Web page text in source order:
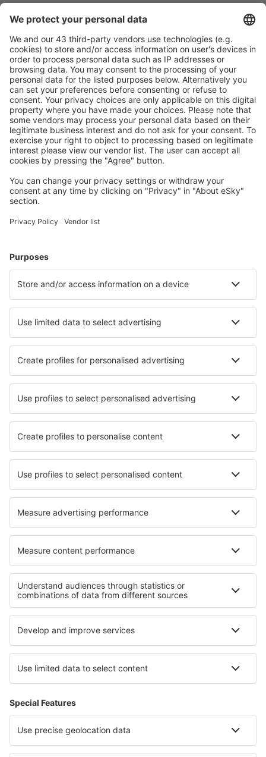
Descarga nuestra appy planifica
cómodamente tus viajes
Planifica tu viaje
Vuelos baratos
Escapadas
Vuelo+Hotel
Hoteles
Traslados
Atracciones
Eventos deportivos
Aprende más
Mejor Precio Garantizado
Aplicación móvil
Aerolíneas
Ryanair
Vueling
Iberia
Air Europa
Wizz Air
Sobre eSky
Términos y condiciones
Mis reservas
Política de privacidad
Asistencia y contacto
Países
Páginas web internacionales